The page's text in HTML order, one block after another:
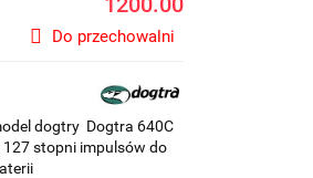
Do przechowalni
dogtry Dogtra 640C
stopni impulsów do